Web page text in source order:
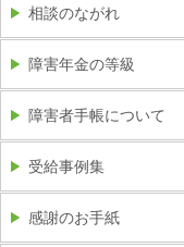
相談のながれ
障害年金の等級
障害者手帳について
受給事例集
感謝のお手紙